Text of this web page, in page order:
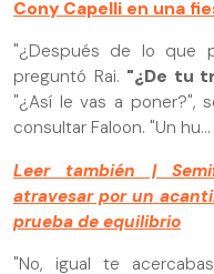
Cony Capelli en una
"¿Después de lo que
preguntó Rai. "¿De tu
"¿Así le vas a poner?",
consultar Faloon. "Un
Leer también |
atravesar por un
prueba de equilibrio
"No, igual te